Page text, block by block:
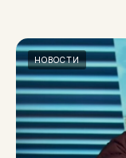
НОВОСТИ